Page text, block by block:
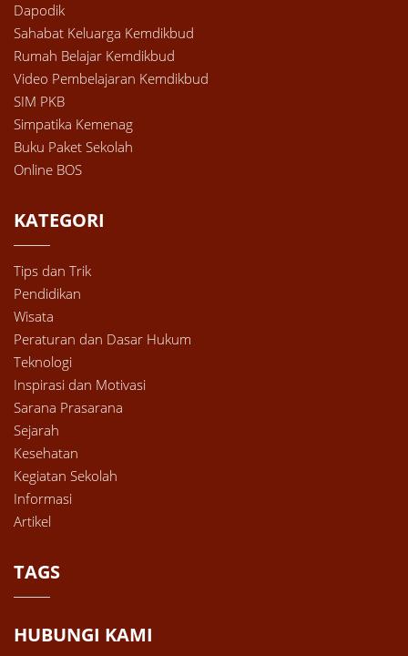
Dapodik
Sahabat Keluarga Kemdikbud
Rumah Belajar Kemdikbud
Video Pembelajaran Kemdikbud
SIM PKB
Simpatika Kemenag
Buku Paket Sekolah
Online BOS
KATEGORI
Tips dan Trik
Pendidikan
Wisata
Peraturan dan Dasar Hukum
Teknologi
Inspirasi dan Motivasi
Sarana Prasarana
Sejarah
Kesehatan
Kegiatan Sekolah
Informasi
Artikel
TAGS
HUBUNGI KAMI